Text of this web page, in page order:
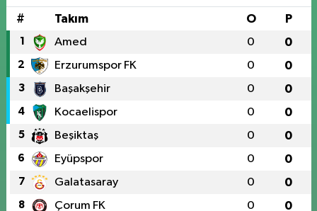
# Takım O P
1 Amed 0 0
2 Erzurumspor FK 0 0
3 Başakşehir 0 0
4 Kocaelispor 0 0
5 Beşiktaş 0 0
6 Eyüpspor 0 0
7 Galatasaray 0 0
8 Çorum FK 0 0